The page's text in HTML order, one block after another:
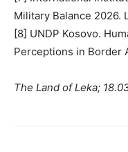
Military Balance 2026.
[8] UNDP Kosovo.
Perceptions in Border
The Land of Leka;